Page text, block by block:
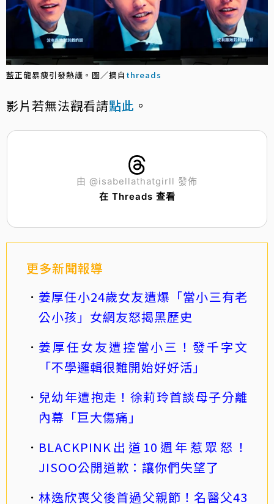
藍正龍暴瘦引發熱議。圖／摘自 threads
影片若無法觀看請點此 。
由 @isabellathatgirll 發佈
在 Threads 查看
更多新聞報導
姜厚任小24歲女友遭爆「當小三有老
公小孩」女網友怒揭黑歷史
姜厚任女友遭控當小三！發千字文
「不學邏輯很難開始好好活」
兒幼年遭抱走！徐莉玲首談母子分離
內幕「巨大傷痛」
BLACKPINK出道10週年惹眾怒！
JISOO公開道歉：讓你們失望了
林逸欣喪父後首過父親節！名醫父43